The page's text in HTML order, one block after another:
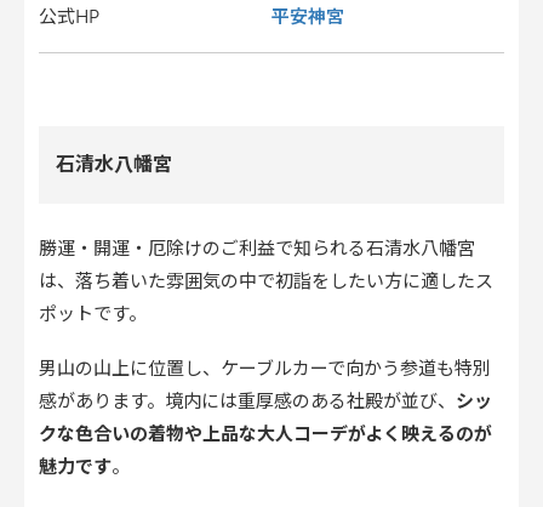
公式HP
平安神宮
石清水八幡宮
勝運・開運・厄除けのご利益で知られる石清水八幡宮
は、落ち着いた雰囲気の中で初詣をしたい方に適したス
ポットです。
男山の山上に位置し、ケーブルカーで向かう参道も特別
感があります。境内には重厚感のある社殿が並び、 シッ
クな色合いの着物や上品な大人コーデがよく映えるのが
魅力です。